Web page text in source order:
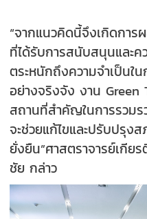
“จากแนวคิดนี้จึงเกิดกา
ที่ได้รับการสนับสนุนและค
ตระหนักถึงความจำเป็นใ
อย่างจริงจัง งาน Green
สถานที่สำคัญในการรวมร
จะช่วยแก้ไขและปรับปรุง
ยั่งยืน”ศาสตราจารย์เกี
ชัย กล่าว